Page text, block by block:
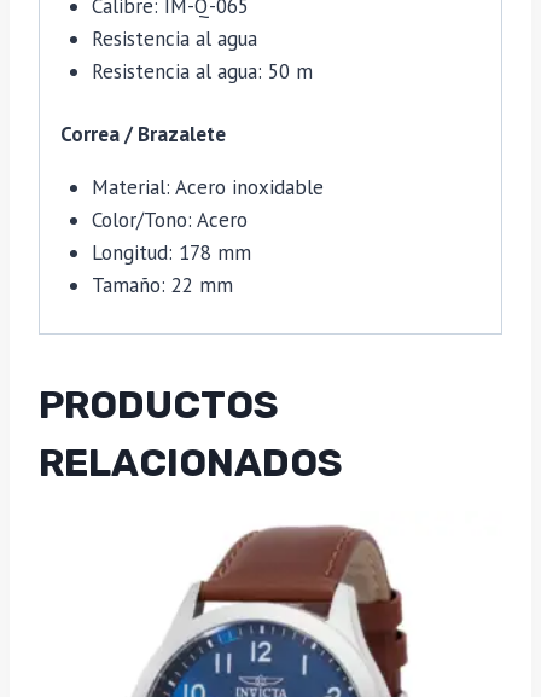
Calibre: IM-Q-065
Resistencia al agua
Resistencia al agua: 50 m
Correa / Brazalete
Material: Acero inoxidable
Color/Tono: Acero
Longitud: 178 mm
Tamaño: 22 mm
PRODUCTOS
RELACIONADOS